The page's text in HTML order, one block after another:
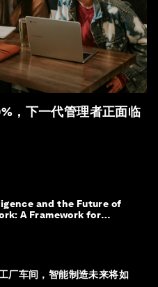
，下一代管理者正面临
and the Future of
A Framework for
厂车间，智能制造未来将如